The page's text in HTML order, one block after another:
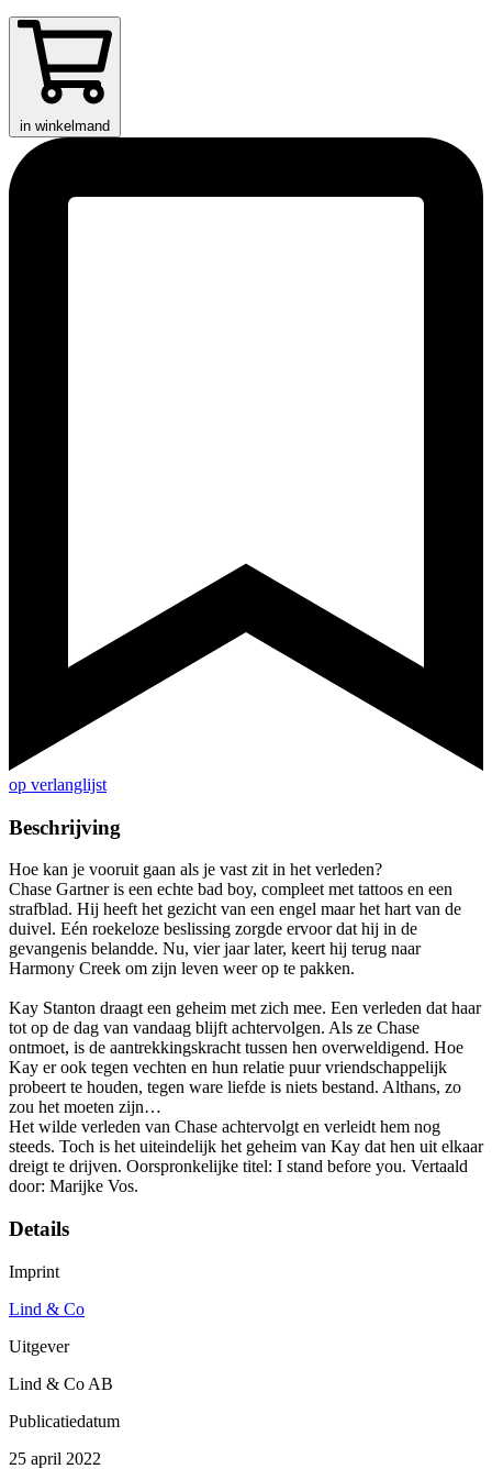
in winkelmand
op verlanglijst
Beschrijving
Hoe kan je vooruit gaan als je vast zit in het verleden?
Chase Gartner is een echte bad boy, compleet met tattoos en een
strafblad. Hij heeft het gezicht van een engel maar het hart van de
duivel. Eén roekeloze beslissing zorgde ervoor dat hij in de
gevangenis belandde. Nu, vier jaar later, keert hij terug naar
Harmony Creek om zijn leven weer op te pakken.
Kay Stanton draagt een geheim met zich mee. Een verleden dat haar
tot op de dag van vandaag blijft achtervolgen. Als ze Chase
ontmoet, is de aantrekkingskracht tussen hen overweldigend. Hoe
Kay er ook tegen vechten en hun relatie puur vriendschappelijk
probeert te houden, tegen ware liefde is niets bestand. Althans, zo
zou het moeten zijn…
Het wilde verleden van Chase achtervolgt en verleidt hem nog
steeds. Toch is het uiteindelijk het geheim van Kay dat hen uit elkaar
dreigt te drijven. Oorspronkelijke titel: I stand before you. Vertaald
door: Marijke Vos.
Details
Imprint
Lind & Co
Uitgever
Lind & Co AB
Publicatiedatum
25 april 2022